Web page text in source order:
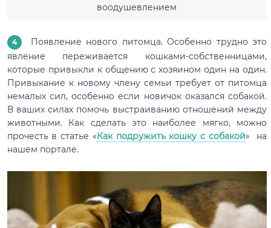
воодушевлением
Появление нового питомца. Особенно трудно это
явление переживается кошками-собственницами,
которые привыкли к общению с хозяином один на один.
Привыкание к новому члену семьи требует от питомца
немалых сил, особенно если новичок оказался собакой.
В ваших силах помочь выстраиванию отношений между
животными. Как сделать это наиболее мягко, можно
прочесть в статье «Как подружить кошку с собакой» на
нашем портале.